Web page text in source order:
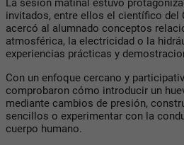
invitados, entre ellos el científico del
acercó al alumnado conceptos
atmosférica, la electricidad o la
experiencias prácticas y
Con un enfoque cercano y
comprobaron cómo introducir un
mediante cambios de presión,
sencillos o experimentar con la
cuerpo humano.